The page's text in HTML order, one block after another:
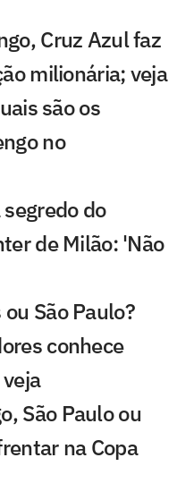
Cruz Azul faz
milionária; veja
são os
no
do
de Milão: 'Não
São Paulo?
conhece
São Paulo ou
na Copa